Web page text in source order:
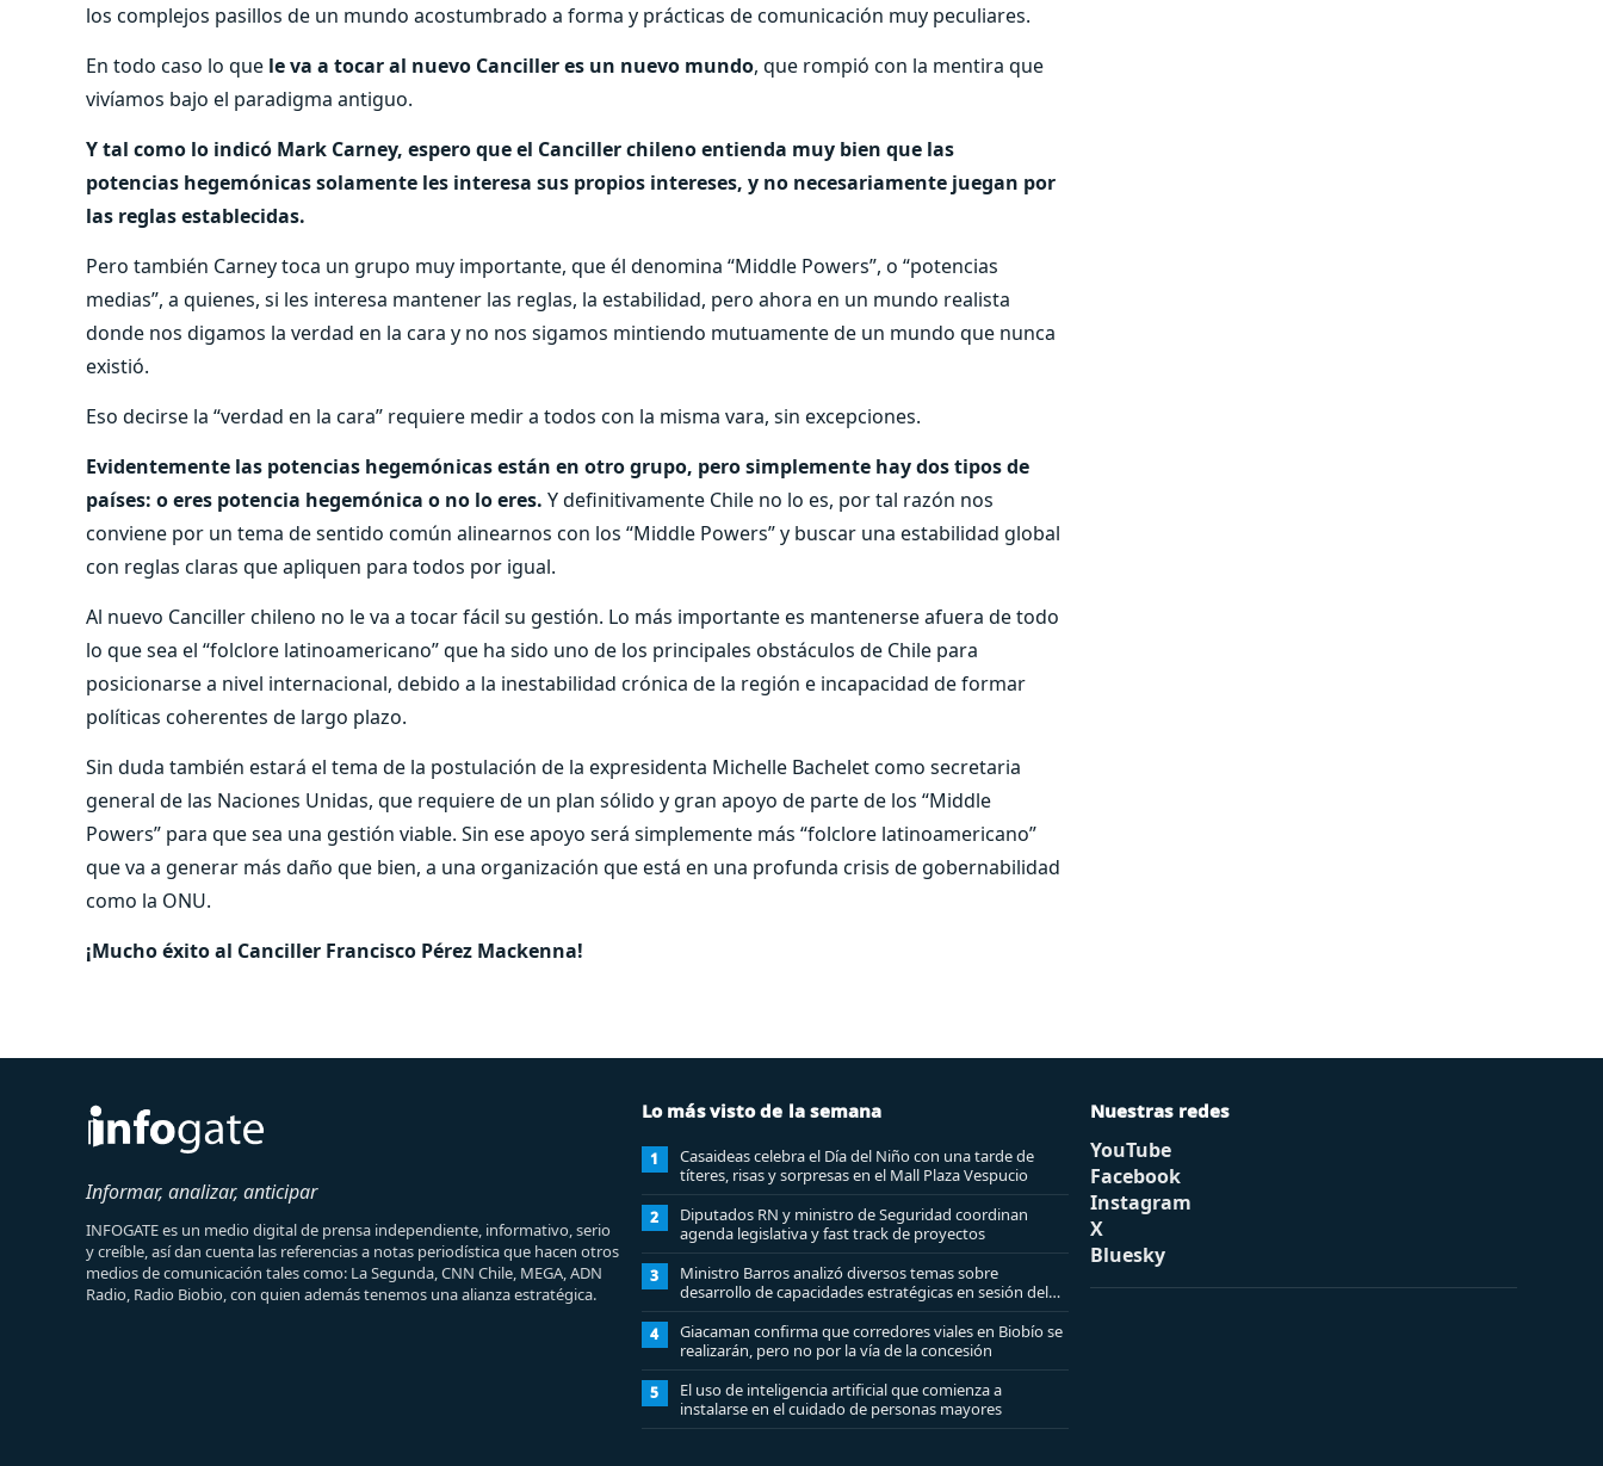
los complejos pasillos de un mundo acostumbrado a forma y prácticas de comunicación muy peculiares.
En todo caso lo que le va a tocar al nuevo Canciller es un nuevo mundo, que rompió con la mentira que
vivíamos bajo el paradigma antiguo.
Y tal como lo indicó Mark Carney, espero que el Canciller chileno entienda muy bien que las
potencias hegemónicas solamente les interesa sus propios intereses, y no necesariamente juegan por
las reglas establecidas.
Pero también Carney toca un grupo muy importante, que él denomina “Middle Powers”, o “potencias
medias”, a quienes, si les interesa mantener las reglas, la estabilidad, pero ahora en un mundo realista
donde nos digamos la verdad en la cara y no nos sigamos mintiendo mutuamente de un mundo que nunca
existió.
Eso decirse la “verdad en la cara” requiere medir a todos con la misma vara, sin excepciones.
Evidentemente las potencias hegemónicas están en otro grupo, pero simplemente hay dos tipos de
países: o eres potencia hegemónica o no lo eres. Y definitivamente Chile no lo es, por tal razón nos
conviene por un tema de sentido común alinearnos con los “Middle Powers” y buscar una estabilidad global
con reglas claras que apliquen para todos por igual.
Al nuevo Canciller chileno no le va a tocar fácil su gestión. Lo más importante es mantenerse afuera de todo
lo que sea el “folclore latinoamericano” que ha sido uno de los principales obstáculos de Chile para
posicionarse a nivel internacional, debido a la inestabilidad crónica de la región e incapacidad de formar
políticas coherentes de largo plazo.
Sin duda también estará el tema de la postulación de la expresidenta Michelle Bachelet como secretaria
general de las Naciones Unidas, que requiere de un plan sólido y gran apoyo de parte de los “Middle
Powers” para que sea una gestión viable. Sin ese apoyo será simplemente más “folclore latinoamericano”
que va a generar más daño que bien, a una organización que está en una profunda crisis de gobernabilidad
como la ONU.
¡Mucho éxito al Canciller Francisco Pérez Mackenna!
Informar, analizar, anticipar
INFOGATE es un medio digital de prensa independiente, informativo, serio
y creíble, así dan cuenta las referencias a notas periodística que hacen otros
medios de comunicación tales como: La Segunda, CNN Chile, MEGA, ADN
Radio, Radio Biobio, con quien además tenemos una alianza estratégica.
Lo más visto de la semana
1
Casaideas celebra el Día del Niño con una tarde de
títeres, risas y sorpresas en el Mall Plaza Vespucio
2
Diputados RN y ministro de Seguridad coordinan
agenda legislativa y fast track de proyectos
3
Ministro Barros analizó diversos temas sobre
desarrollo de capacidades estratégicas en sesión del
Consejo de Política Espacial
4
Giacaman confirma que corredores viales en Biobío se
realizarán, pero no por la vía de la concesión
5
El uso de inteligencia artificial que comienza a
instalarse en el cuidado de personas mayores
Nuestras redes
YouTube
Facebook
Instagram
X
Bluesky